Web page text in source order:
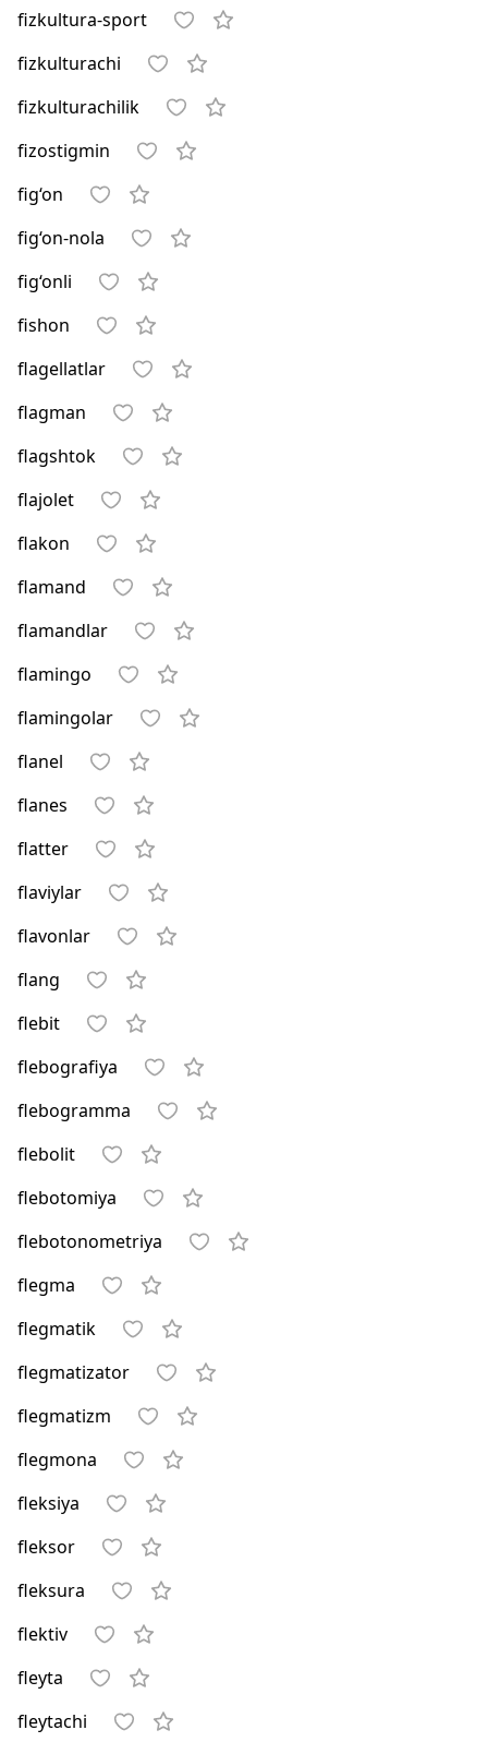
fizkultura-sport
fizkulturachi
fizkulturachilik
fizostigmin
fig‘on
fig‘on-nola
fig‘onli
fishon
flagellatlar
flagman
flagshtok
flajolet
flakon
flamand
flamandlar
flamingo
flamingolar
flanel
flanes
flatter
flaviylar
flavonlar
flang
flebit
flebografiya
flebogramma
flebolit
flebotomiya
flebotonometriya
flegma
flegmatik
flegmatizator
flegmatizm
flegmona
fleksiya
fleksor
fleksura
flektiv
fleyta
fleytachi